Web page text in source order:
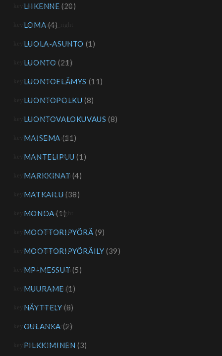
LIIKENNE (20)
LOMA (4)
LUOLA-ASUNTO (1)
LUONTO (21)
LUONTOELÄMYS (11)
LUONTOPOLKU (8)
LUONTOVALOKUVAUS (8)
MAISEMA (11)
MANTELIPUU (1)
MARKKINAT (4)
MATKAILU (38)
MONDA (1)
MOOTTORIPYÖRÄ (9)
MOOTTORIPYÖRÄILY (39)
MP-MESSUT (5)
MUURAME (1)
NÄYTTELY (8)
OULANKA (2)
PILKKIMINEN (3)